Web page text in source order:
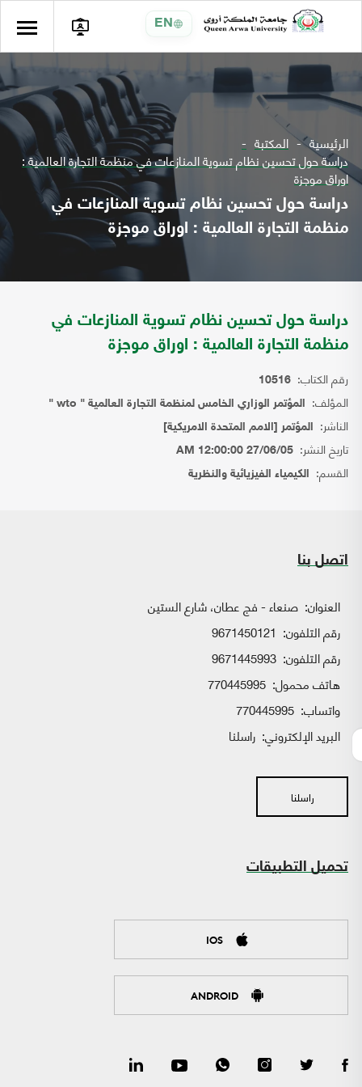
EN
الرئيسية المكتبة
دراسة حول تحسين نظام تسوية المنازعات في منظمة التجارة العالمية :
اوراق موجزة
دراسة حول تحسين نظام تسوية المنازعات في
منظمة التجارة العالمية : اوراق موجزة
دراسة حول تحسين نظام تسوية المنازعات في
منظمة التجارة العالمية : اوراق موجزة
رقم الكتاب: 10516
المؤلف: المؤتمر الوزاري الخامس لمنظمة التجارة العالمية " wto "
الناشر: المؤتمر [الامم المتحدة الامريكية]
تاريخ النشر: 27/06/05 12:00:00 AM
القسم: الكيمياء الفيزيائية والنظرية
اتصل بنا
العنوان: صنعاء - فج عطان، شارع الستين
رقم التلفون: 9671450121
رقم التلفون: 9671445993
هاتف محمول: 770445995
واتساب:
البريد الإلكتروني: راسلنا
راسلنا
تحميل التطبيقات
IOS
ANDROID